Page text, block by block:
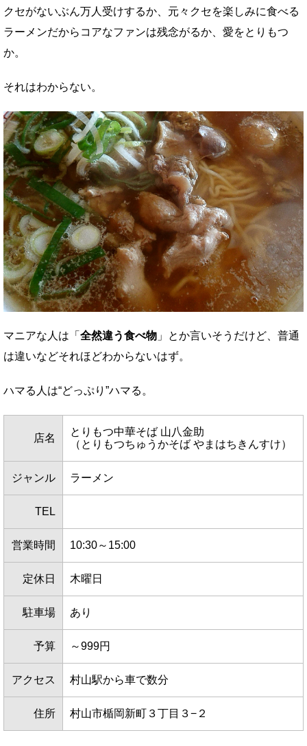
クセがないぶん万人受けするか、元々クセを楽しみに食べる
ラーメンだからコアなファンは残念がるか、愛をとりもつ
か。
それはわからない。
マニアな人は「 全然違う食べ物 」とか言いそうだけど、普通
は違いなどそれほどわからないはず。
ハマる人は“どっぷり”ハマる。
店名
とりもつ中華そば 山八金助
（とりもつちゅうかそば やまはちきんすけ）
ジャンル ラーメン
TEL
営業時間 10:30～15:00
定休日 木曜日
駐車場 あり
予算 ～999円
アクセス 村山駅から車で数分
住所 村山市楯岡新町３丁目３−２